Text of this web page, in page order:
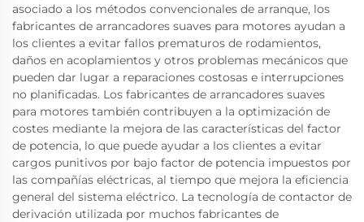
asociado a los métodos convencionales de arranque, los
fabricantes de arrancadores suaves para motores ayudan a
los clientes a evitar fallos prematuros de rodamientos,
daños en acoplamientos y otros problemas mecánicos que
pueden dar lugar a reparaciones costosas e interrupciones
no planificadas. Los fabricantes de arrancadores suaves
para motores también contribuyen a la optimización de
costes mediante la mejora de las características del factor
de potencia, lo que puede ayudar a los clientes a evitar
cargos punitivos por bajo factor de potencia impuestos por
las compañías eléctricas, al tiempo que mejora la eficiencia
general del sistema eléctrico. La tecnología de contactor de
derivación utilizada por muchos fabricantes de